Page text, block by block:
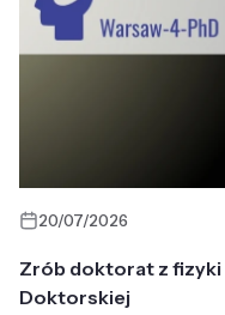
20/07/2026
Zrób doktorat z fizyki
Doktorskiej